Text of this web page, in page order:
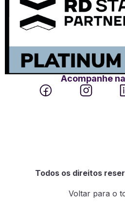
Acompanhe
Todos os direitos
Voltar para o